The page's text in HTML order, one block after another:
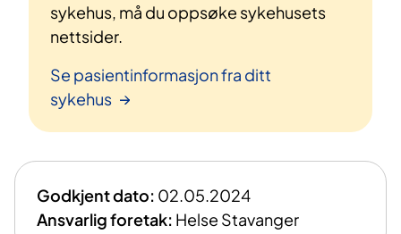
sykehus, må du oppsøke sykehusets
nettsider.
Se pasientinformasjon fra ditt
sykehus
Godkjent dato: 02.05.2024
Ansvarlig foretak: Helse Stavanger